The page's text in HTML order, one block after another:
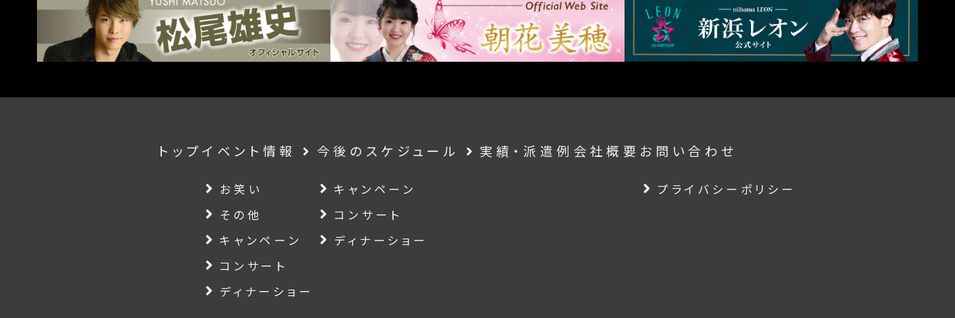
トップイベント情報
お笑い
その他
キャンペーン
コンサート
ディナーショー
今後のスケジュール
キャンペーン
コンサート
ディナーショー
実績・派遣例 会社概要 お問い合わせ
プライバシーポリシー